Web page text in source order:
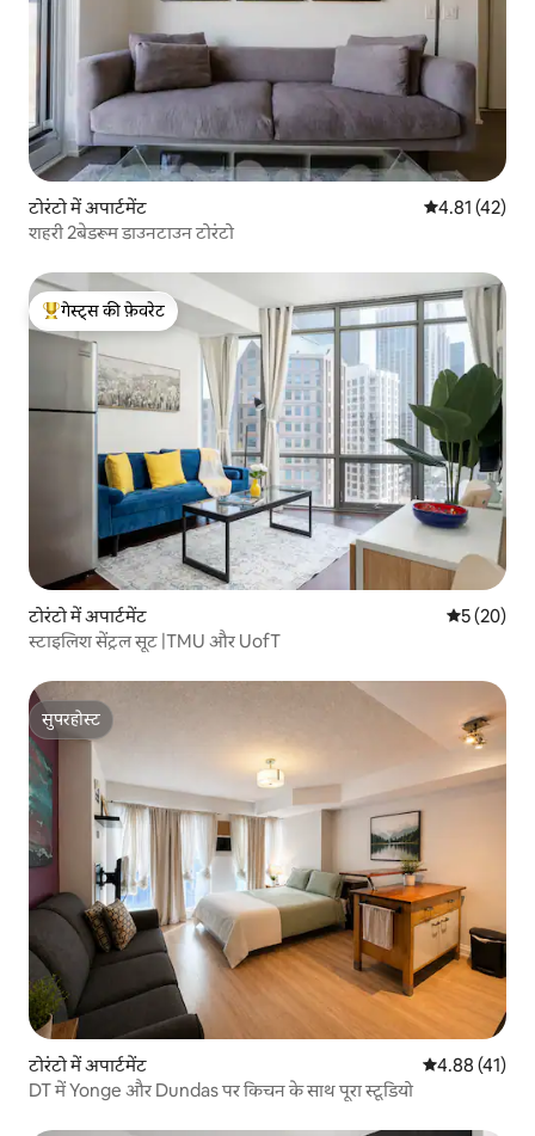
टोरंटो में अपार्टमेंट औसत रेटिंग 5 में
4.81 (42)
शहरी 2बेडरूम डाउनटाउन टोरंटो
गेस्ट्स का टॉप फ़ेवरेट
गेस्ट्स की फ़ेवरेट
टोरंटो में अपार्टमेंट औसत रेटिंग
5 (20)
स्टाइलिश सेंट्रल सूट |TMU और UofT
सुपरहोस्ट
सुपरहोस्ट
टोरंटो में अपार्टमेंट औसत रेटिंग 5 में
4.88 (41)
DT में Yonge और Dundas पर किचन के साथ पूरा स्टूडियो